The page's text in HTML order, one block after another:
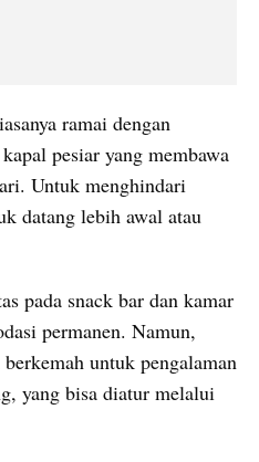
ramai dengan
pesiar yang membawa
Untuk menghindari
datang lebih awal atau
pada snack bar dan kamar
permanen. Namun,
untuk pengalaman
yang bisa diatur melalui